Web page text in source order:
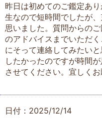
昨日は初めてのご鑑定あ
生なので短時間でしたが
思いました。質問からの
のアドバイスまでいただ
にそって連絡してみたい
したかったのですが時間
させてください。宜しくお
日付：2025/12/14